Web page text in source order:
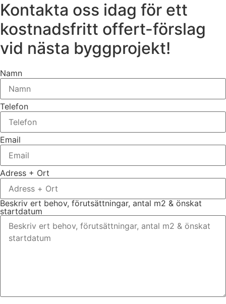
Kontakta oss idag för ett
kostnadsfritt offert-förslag
vid nästa byggprojekt!
Namn
Telefon
Email
Adress + Ort
Beskriv ert behov, förutsättningar, antal m2 & önskat
startdatum